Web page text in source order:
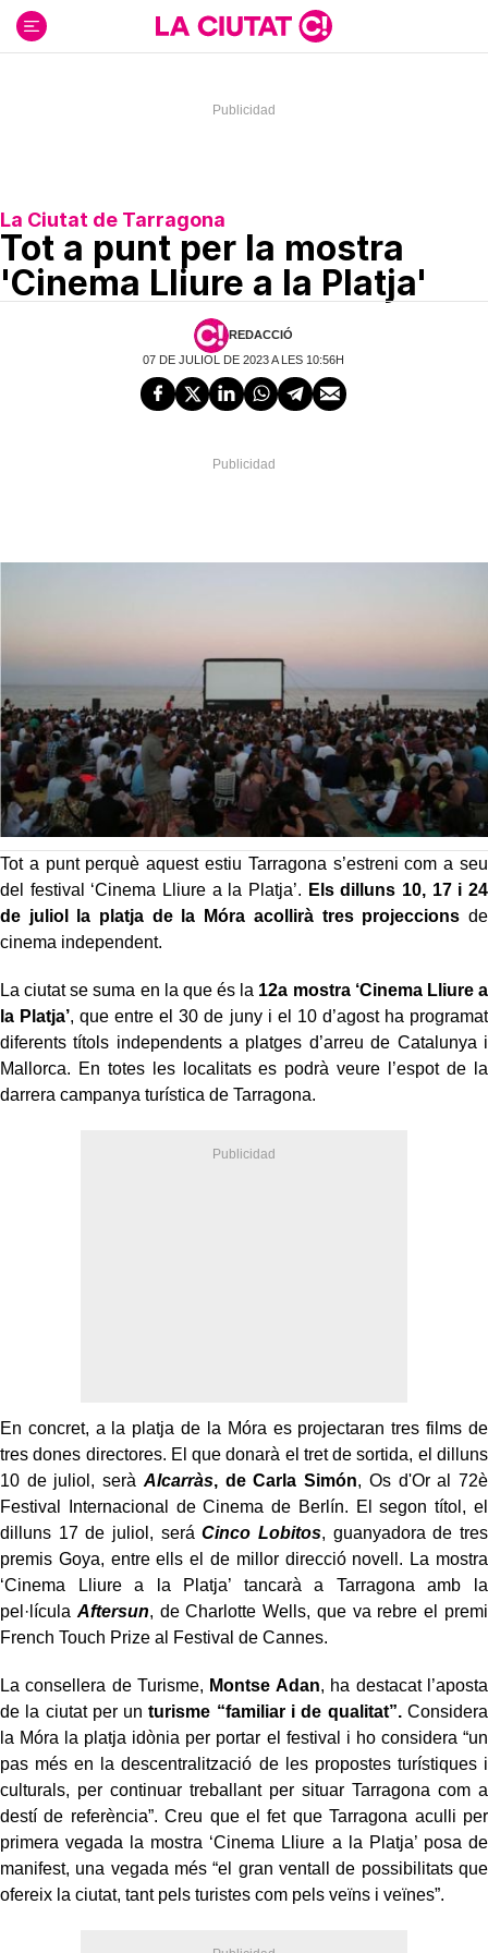
contenido
La Ciutat de Tarragona
Tot a punt per la mostra
'Cinema Lliure a la Platja'
REDACCIÓ
07 DE JULIOL DE 2023 A LES 10:56H
Tot a punt perquè aquest estiu Tarragona s’estreni com a seu
del festival ‘Cinema Lliure a la Platja’. Els dilluns 10, 17 i 24
de juliol la platja de la Móra acollirà tres projeccions de
cinema independent.
La ciutat se suma en la que és la 12a mostra ‘Cinema Lliure a
la Platja’, que entre el 30 de juny i el 10 d’agost ha programat
diferents títols independents a platges d’arreu de Catalunya i
Mallorca. En totes les localitats es podrà veure l’espot de la
darrera campanya turística de Tarragona.
En concret, a la platja de la Móra es projectaran tres films de
tres dones directores. El que donarà el tret de sortida, el dilluns
10 de juliol, serà Alcarràs, de Carla Simón, Os d'Or al 72è
Festival Internacional de Cinema de Berlín. El segon títol, el
dilluns 17 de juliol, seráCinco Lobitos, guanyadora de tres
premis Goya, entre ells el de millor direcció novell. La mostra
‘Cinema Lliure a la Platja’ tancarà a Tarragona amb la
pel·lícula Aftersun, de Charlotte Wells, que va rebre el premi
French Touch Prize al Festival de Cannes.
La consellera de Turisme, Montse Adan, ha destacat l’aposta
de la ciutat per unturisme “familiar i de qualitat”.Considera
la Móra la platja idònia per portar el festival i ho considera “un
pas més en la descentralització de les propostes turístiques i
culturals, per continuar treballant per situar Tarragona com a
destí de referència”. Creu que el fet que Tarragona aculli per
primera vegada la mostra ‘Cinema Lliure a la Platja’ posa de
manifest, una vegada més “el gran ventall de possibilitats que
ofereix la ciutat, tant pels turistes com pels veïns i veïnes”.